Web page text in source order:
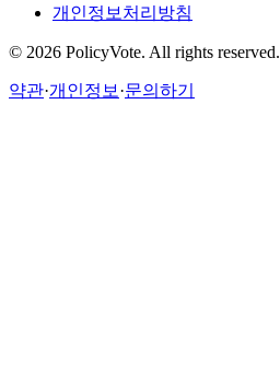
개인정보처리방침
© 2026 PolicyVote. All rights reserved.
약관·개인정보 ·문의하기